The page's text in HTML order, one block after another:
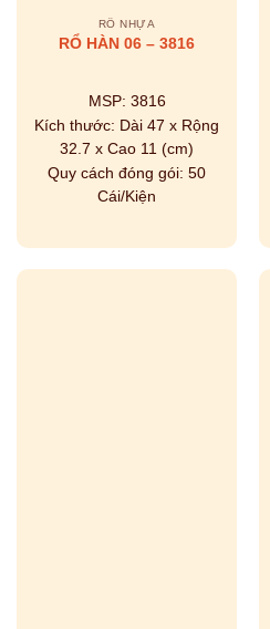
RỔ NHỰA
RỔ HÀN 06 – 3816
MSP: 3816
Kích thước: Dài 47 x Rộng
32.7 x Cao 11 (cm)
Quy cách đóng gói: 50
Cái/Kiện